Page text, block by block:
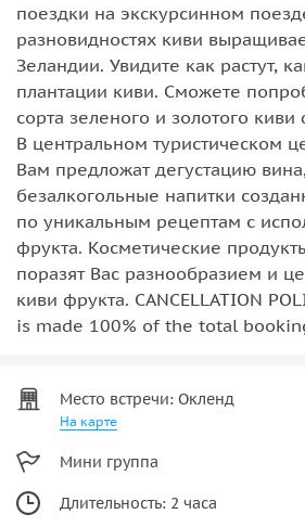
поездки на экскурсинном
разновидностях киви
Зеландии. Увидите как растут,
плантации киви. Сможете
сорта зеленого и золотого киви
В центральном туристическом
Вам предложат дегустацию
безалкогольные напитки
по уникальным рецептам с
фрукта. Косметические
поразят Вас разнообразием и
киви фрукта. CANCELLATION
is made 100% of the total
Место встречи: Окленд
На карте
Мини группа
Длительность: 2 часа